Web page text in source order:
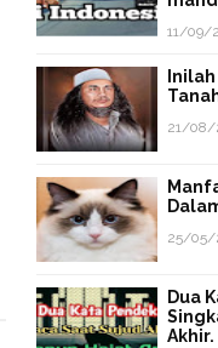
11/09/
21/08/
25/05/
Dua